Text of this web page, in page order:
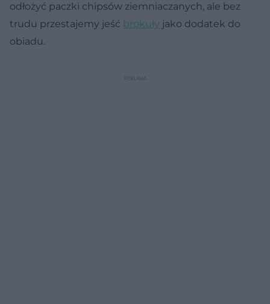
odłożyć paczki chipsów ziemniaczanych, ale bez
trudu przestajemy jeść brokuły jako dodatek do
obiadu.